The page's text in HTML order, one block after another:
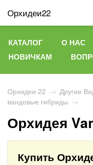
Орхидеи22
КАТАЛОГ О НАС
НОВИЧКАМ
Орхидеи 22 → Другие
вандовые гибриды →
Орхидея
Купить